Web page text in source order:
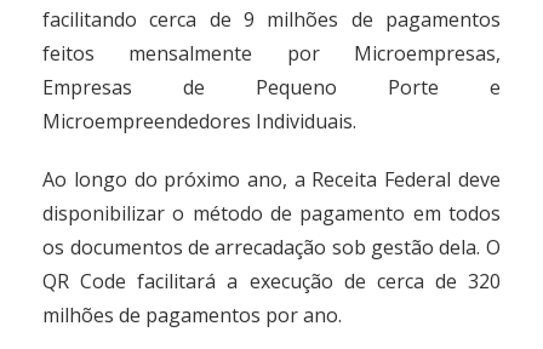
facilitando cerca de 9 milhões de pagamentos
feitos mensalmente por Microempresas,
Empresas de Pequeno Porte e
Microempreendedores Individuais.
Ao longo do próximo ano, a Receita Federal deve
disponibilizar o método de pagamento em todos
os documentos de arrecadação sob gestão dela. O
QR Code facilitará a execução de cerca de 320
milhões de pagamentos por ano.